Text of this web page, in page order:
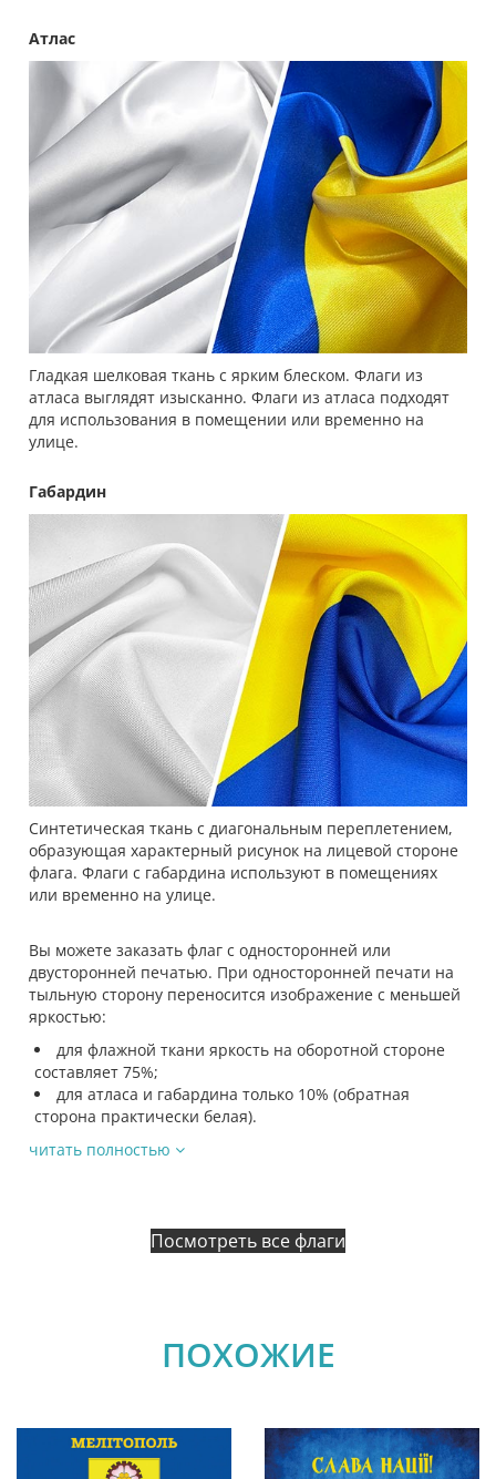
Атлас
Гладкая шелковая ткань с ярким блеском. Флаги из
атласа выглядят изысканно. Флаги из атласа подходят
для использования в помещении или временно на
улице.
Габардин
Синтетическая ткань с диагональным переплетением,
образующая характерный рисунок на лицевой стороне
флага. Флаги с габардина используют в помещениях
или временно на улице.
Вы можете заказать флаг с односторонней или
двусторонней печатью. При односторонней печати на
тыльную сторону переносится изображение с меньшей
яркостью:
для флажной ткани яркость на оборотной стороне
составляет 75%;
для атласа и габардина только 10% (обратная
сторона практически белая).
читать полностью
Посмотреть все флаги
ПОХОЖИЕ